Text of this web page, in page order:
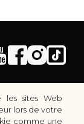
les sites Web
lors de votre
comme une